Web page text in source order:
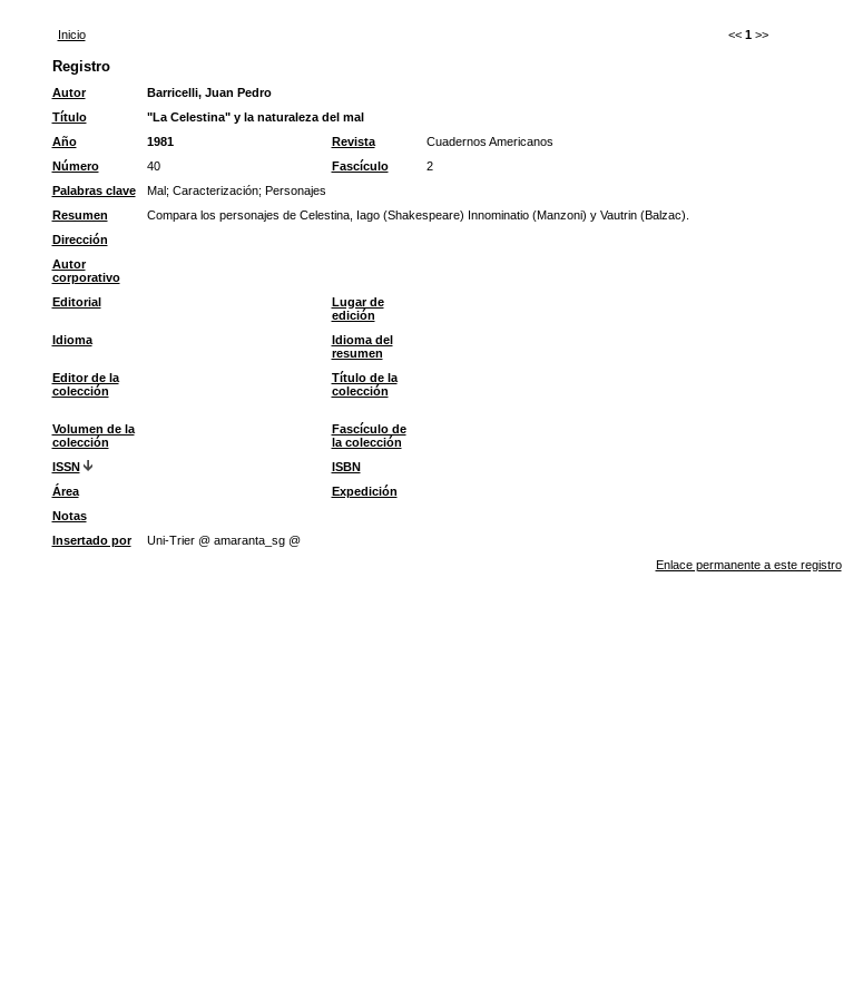
Inicio << 1 >>
Registro
Autor
Barricelli, Juan Pedro
Título
"La Celestina" y la naturaleza del mal
Año
1981 Revista Cuadernos Americanos
Número
40 Fascículo 2
Palabras clave
Mal; Caracterización; Personajes
Resumen
Compara los personajes de Celestina, Iago (Shakespeare) Innominatio (Manzoni) y Vautrin (Balzac).
Dirección
Autor
corporativo
Editorial
Lugar de
edición
Idioma
Idioma del
resumen
Editor de la
colección
Título de la
colección
Volumen de la
colección
Fascículo de
la colección
ISSN ISBN
Área
Expedición
Notas
Insertado por
Uni-Trier @ amaranta_sg @
Enlace permanente a este registro